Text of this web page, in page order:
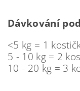
Dávkování
<5 kg = 1
5 - 10 kg = 2
10 - 20 kg = 3